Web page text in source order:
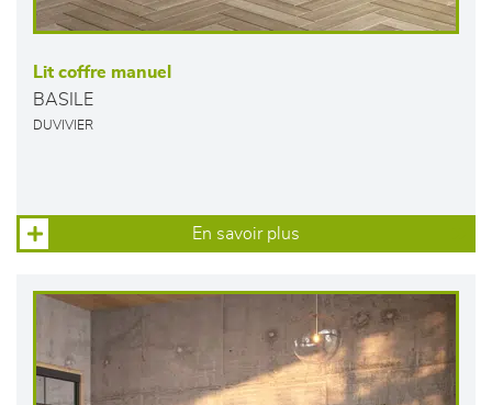
Lit coffre manuel
BASILE
DUVIVIER
En savoir plus